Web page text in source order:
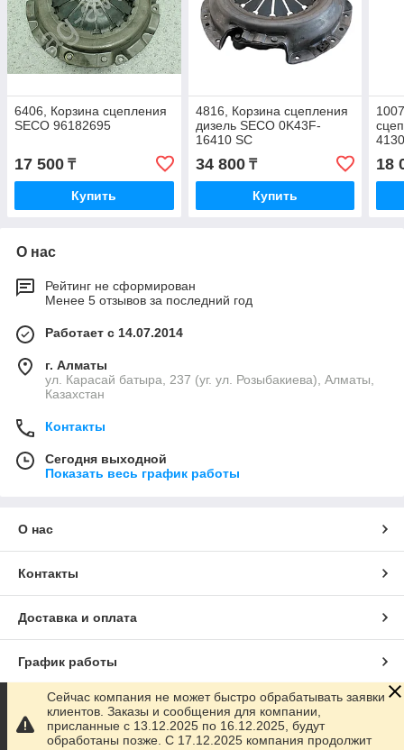
6406, Корзина сцепления
SECO 96182695
17 500 ₸
Купить
4816, Корзина сцепления
дизель SECO 0K43F-
16410 SC
34 800₸
Купить
18
О нас
Рейтинг не сформирован
Менее 5 отзывов за последний год
Работает с 14.07.2014
г. Алматы
ул. Карасай батыра, 237 (уг. ул. Розыбакиева), Алматы,
Казахстан
Контакты
Сегодня выходной
Показать весь график работы
О нас
Контакты
Доставка и оплата
График работы
Полная версия сайта
Сейчас компания не может быстро обрабатывать заявки
клиентов. Заказы и сообщения для компании,
присланные с 13.12.2025 по 16.12.2025, будут
обработаны позже. С 17.12.2025 компания продолжит